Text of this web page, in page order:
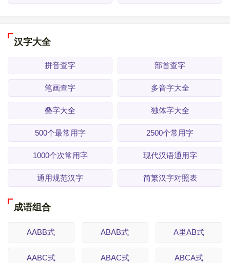
汉字大全
拼音查字 部首查字
笔画查字 多音字大全
叠字大全 独体字大全
500个最常用字 2500个常用字
1000个次常用字 现代汉语通用字
通用规范汉字 简繁汉字对照表
成语组合
AABB式 ABAB式 A里AB式
AABC式 ABAC式 ABCA式